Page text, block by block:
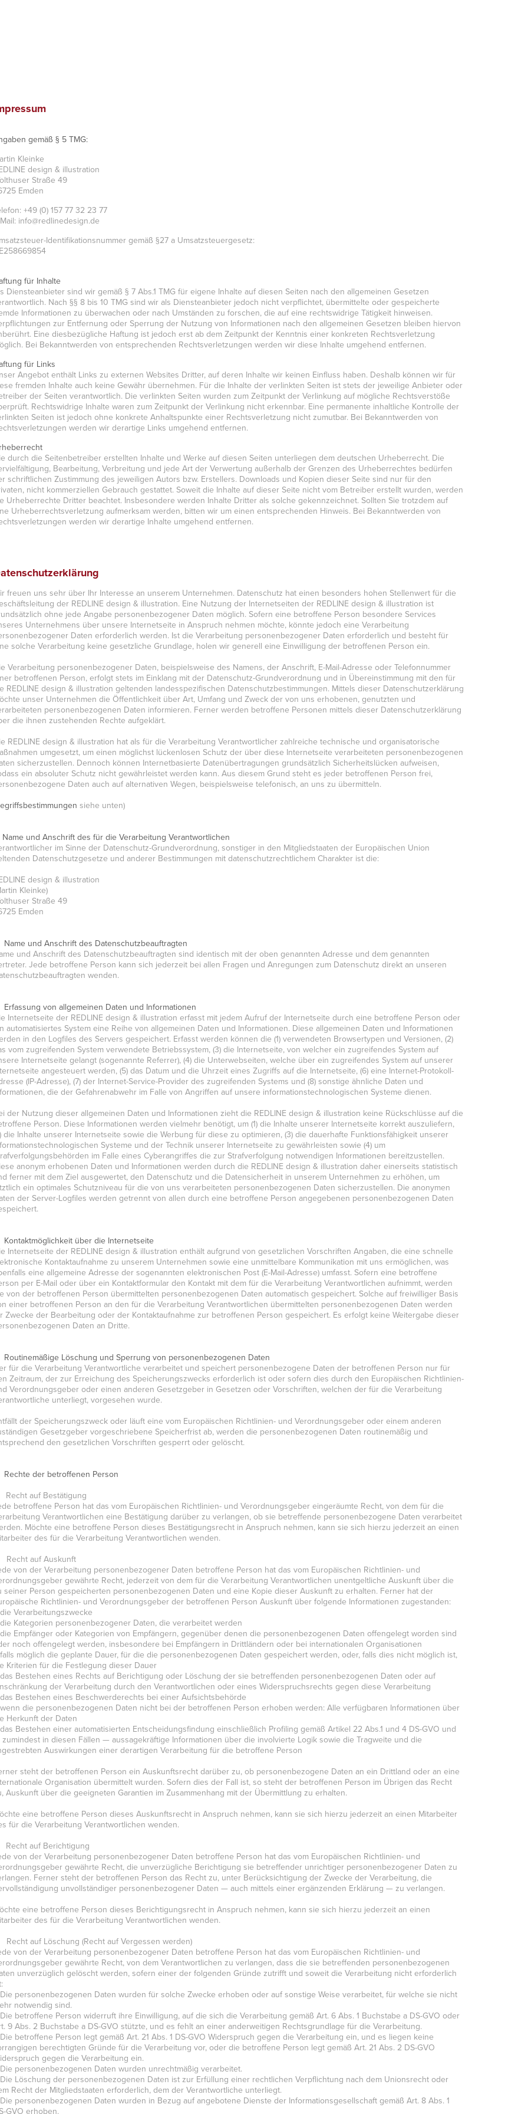
gemäß § 5 TMG:
Kleinke
design & illustration
Straße 49
Emden
+49 (0) 157 77 32 23 77
info@redlinedesign.de
Identifikationsnummer gemäß §27 a Umsatzsteuergesetz:
für Inhalte
Diensteanbieter sind wir gemäß § 7 Abs.1 TMG für eigene Inhalte auf diesen Seiten nach den allgemeinen Gesetzen
Nach §§ 8 bis 10 TMG sind wir als Diensteanbieter jedoch nicht verpflichtet, übermittelte oder gespeicherte
Informationen zu überwachen oder nach Umständen zu forschen, die auf eine rechtswidrige Tätigkeit hinweisen.
zur Entfernung oder Sperrung der Nutzung von Informationen nach den allgemeinen Gesetzen bleiben hiervon
Eine diesbezügliche Haftung ist jedoch erst ab dem Zeitpunkt der Kenntnis einer konkreten Rechtsverletzung
Bei Bekanntwerden von entsprechenden Rechtsverletzungen werden wir diese Inhalte umgehend entfernen.
für Links
Angebot enthält Links zu externen Websites Dritter, auf deren Inhalte wir keinen Einfluss haben. Deshalb können wir für
fremden Inhalte auch keine Gewähr übernehmen. Für die Inhalte der verlinkten Seiten ist stets der jeweilige Anbieter oder
der Seiten verantwortlich. Die verlinkten Seiten wurden zum Zeitpunkt der Verlinkung auf mögliche Rechtsverstöße
Rechtswidrige Inhalte waren zum Zeitpunkt der Verlinkung nicht erkennbar. Eine permanente inhaltliche Kontrolle der
Seiten ist jedoch ohne konkrete Anhaltspunkte einer Rechtsverletzung nicht zumutbar. Bei Bekanntwerden von
werden wir derartige Links umgehend entfernen.
durch die Seitenbetreiber erstellten Inhalte und Werke auf diesen Seiten unterliegen dem deutschen Urheberrecht. Die
Bearbeitung, Verbreitung und jede Art der Verwertung außerhalb der Grenzen des Urheberrechtes bedürfen
schriftlichen Zustimmung des jeweiligen Autors bzw. Erstellers. Downloads und Kopien dieser Seite sind nur für den
nicht kommerziellen Gebrauch gestattet. Soweit die Inhalte auf dieser Seite nicht vom Betreiber erstellt wurden, werden
Urheberrechte Dritter beachtet. Insbesondere werden Inhalte Dritter als solche gekennzeichnet. Sollten Sie trotzdem auf
Urheberrechtsverletzung aufmerksam werden, bitten wir um einen entsprechenden Hinweis. Bei Bekanntwerden von
werden wir derartige Inhalte umgehend entfernen.
freuen uns sehr über Ihr Interesse an unserem Unternehmen. Datenschutz hat einen besonders hohen Stellenwert für die
der REDLINE design & illustration. Eine Nutzung der Internetseiten der REDLINE design & illustration ist
ohne jede Angabe personenbezogener Daten möglich. Sofern eine betroffene Person besondere Services
Unternehmens über unsere Internetseite in Anspruch nehmen möchte, könnte jedoch eine Verarbeitung
Daten erforderlich werden. Ist die Verarbeitung personenbezogener Daten erforderlich und besteht für
solche Verarbeitung keine gesetzliche Grundlage, holen wir generell eine Einwilligung der betroffenen Person ein.
Verarbeitung personenbezogener Daten, beispielsweise des Namens, der Anschrift, E-Mail-Adresse oder Telefonnummer
betroffenen Person, erfolgt stets im Einklang mit der Datenschutz-Grundverordnung und in Übereinstimmung mit den für
REDLINE design & illustration geltenden landesspezifischen Datenschutzbestimmungen. Mittels dieser Datenschutzerklärung
unser Unternehmen die Öffentlichkeit über Art, Umfang und Zweck der von uns erhobenen, genutzten und
personenbezogenen Daten informieren. Ferner werden betroffene Personen mittels dieser Datenschutzerklärung
die ihnen zustehenden Rechte aufgeklärt.
REDLINE design & illustration hat als für die Verarbeitung Verantwortlicher zahlreiche technische und organisatorische
umgesetzt, um einen möglichst lückenlosen Schutz der über diese Internetseite verarbeiteten personenbezogenen
sicherzustellen. Dennoch können Internetbasierte Datenübertragungen grundsätzlich Sicherheitslücken aufweisen,
ein absoluter Schutz nicht gewährleistet werden kann. Aus diesem Grund steht es jeder betroffenen Person frei,
Daten auch auf alternativen Wegen, beispielsweise telefonisch, an uns zu übermitteln.
siehe unten)
Name und Anschrift des für die Verarbeitung Verantwortlichen
im Sinne der Datenschutz-Grundverordnung, sonstiger in den Mitgliedstaaten der Europäischen Union
Datenschutzgesetze und anderer Bestimmungen mit datenschutzrechtlichem Charakter ist die:
design & illustration
Kleinke)
Straße 49
Emden
Name und Anschrift des Datenschutzbeauftragten
und Anschrift des Datenschutzbeauftragten sind identisch mit der oben genannten Adresse und dem genannten
Jede betroffene Person kann sich jederzeit bei allen Fragen und Anregungen zum Datenschutz direkt an unseren
wenden.
Erfassung von allgemeinen Daten und Informationen
Internetseite der REDLINE design & illustration erfasst mit jedem Aufruf der Internetseite durch eine betroffene Person oder
automatisiertes System eine Reihe von allgemeinen Daten und Informationen. Diese allgemeinen Daten und Informationen
in den Logfiles des Servers gespeichert. Erfasst werden können die (1) verwendeten Browsertypen und Versionen, (2)
vom zugreifenden System verwendete Betriebssystem, (3) die Internetseite, von welcher ein zugreifendes System auf
Internetseite gelangt (sogenannte Referrer), (4) die Unterwebseiten, welche über ein zugreifendes System auf unserer
angesteuert werden, (5) das Datum und die Uhrzeit eines Zugriffs auf die Internetseite, (6) eine Internet-Protokoll-
(IP-Adresse), (7) der Internet-Service-Provider des zugreifenden Systems und (8) sonstige ähnliche Daten und
die der Gefahrenabwehr im Falle von Angriffen auf unsere informationstechnologischen Systeme dienen.
der Nutzung dieser allgemeinen Daten und Informationen zieht die REDLINE design & illustration keine Rückschlüsse auf die
Person. Diese Informationen werden vielmehr benötigt, um (1) die Inhalte unserer Internetseite korrekt auszuliefern,
die Inhalte unserer Internetseite sowie die Werbung für diese zu optimieren, (3) die dauerhafte Funktionsfähigkeit unserer
Systeme und der Technik unserer Internetseite zu gewährleisten sowie (4) um
im Falle eines Cyberangriffes die zur Strafverfolgung notwendigen Informationen bereitzustellen.
anonym erhobenen Daten und Informationen werden durch die REDLINE design & illustration daher einerseits statistisch
ferner mit dem Ziel ausgewertet, den Datenschutz und die Datensicherheit in unserem Unternehmen zu erhöhen, um
ein optimales Schutzniveau für die von uns verarbeiteten personenbezogenen Daten sicherzustellen. Die anonymen
der Server-Logfiles werden getrennt von allen durch eine betroffene Person angegebenen personenbezogenen Daten
Kontaktmöglichkeit über die Internetseite
Internetseite der REDLINE design & illustration enthält aufgrund von gesetzlichen Vorschriften Angaben, die eine schnelle
Kontaktaufnahme zu unserem Unternehmen sowie eine unmittelbare Kommunikation mit uns ermöglichen, was
eine allgemeine Adresse der sogenannten elektronischen Post (E-Mail-Adresse) umfasst. Sofern eine betroffene
per E-Mail oder über ein Kontaktformular den Kontakt mit dem für die Verarbeitung Verantwortlichen aufnimmt, werden
von der betroffenen Person übermittelten personenbezogenen Daten automatisch gespeichert. Solche auf freiwilliger Basis
einer betroffenen Person an den für die Verarbeitung Verantwortlichen übermittelten personenbezogenen Daten werden
Zwecke der Bearbeitung oder der Kontaktaufnahme zur betroffenen Person gespeichert. Es erfolgt keine Weitergabe dieser
Daten an Dritte.
Routinemäßige Löschung und Sperrung von personenbezogenen Daten
für die Verarbeitung Verantwortliche verarbeitet und speichert personenbezogene Daten der betroffenen Person nur für
Zeitraum, der zur Erreichung des Speicherungszwecks erforderlich ist oder sofern dies durch den Europäischen Richtlinien-
Verordnungsgeber oder einen anderen Gesetzgeber in Gesetzen oder Vorschriften, welchen der für die Verarbeitung
unterliegt, vorgesehen wurde.
der Speicherungszweck oder läuft eine vom Europäischen Richtlinien- und Verordnungsgeber oder einem anderen
Gesetzgeber vorgeschriebene Speicherfrist ab, werden die personenbezogenen Daten routinemäßig und
den gesetzlichen Vorschriften gesperrt oder gelöscht.
Rechte der betroffenen Person
Recht auf Bestätigung
betroffene Person hat das vom Europäischen Richtlinien- und Verordnungsgeber eingeräumte Recht, von dem für die
Verantwortlichen eine Bestätigung darüber zu verlangen, ob sie betreffende personenbezogene Daten verarbeitet
Möchte eine betroffene Person dieses Bestätigungsrecht in Anspruch nehmen, kann sie sich hierzu jederzeit an einen
des für die Verarbeitung Verantwortlichen wenden.
Recht auf Auskunft
von der Verarbeitung personenbezogener Daten betroffene Person hat das vom Europäischen Richtlinien- und
gewährte Recht, jederzeit von dem für die Verarbeitung Verantwortlichen unentgeltliche Auskunft über die
seiner Person gespeicherten personenbezogenen Daten und eine Kopie dieser Auskunft zu erhalten. Ferner hat der
Richtlinien- und Verordnungsgeber der betroffenen Person Auskunft über folgende Informationen zugestanden:
Verarbeitungszwecke
Kategorien personenbezogener Daten, die verarbeitet werden
Empfänger oder Kategorien von Empfängern, gegenüber denen die personenbezogenen Daten offengelegt worden sind
noch offengelegt werden, insbesondere bei Empfängern in Drittländern oder bei internationalen Organisationen
möglich die geplante Dauer, für die die personenbezogenen Daten gespeichert werden, oder, falls dies nicht möglich ist,
Kriterien für die Festlegung dieser Dauer
Bestehen eines Rechts auf Berichtigung oder Löschung der sie betreffenden personenbezogenen Daten oder auf
der Verarbeitung durch den Verantwortlichen oder eines Widerspruchsrechts gegen diese Verarbeitung
Bestehen eines Beschwerderechts bei einer Aufsichtsbehörde
die personenbezogenen Daten nicht bei der betroffenen Person erhoben werden: Alle verfügbaren Informationen über
Herkunft der Daten
Bestehen einer automatisierten Entscheidungsfindung einschließlich Profiling gemäß Artikel 22 Abs.1 und 4 DS-GVO und
in diesen Fällen — aussagekräftige Informationen über die involvierte Logik sowie die Tragweite und die
Auswirkungen einer derartigen Verarbeitung für die betroffene Person
steht der betroffenen Person ein Auskunftsrecht darüber zu, ob personenbezogene Daten an ein Drittland oder an eine
Organisation übermittelt wurden. Sofern dies der Fall ist, so steht der betroffenen Person im Übrigen das Recht
Auskunft über die geeigneten Garantien im Zusammenhang mit der Übermittlung zu erhalten.
eine betroffene Person dieses Auskunftsrecht in Anspruch nehmen, kann sie sich hierzu jederzeit an einen Mitarbeiter
für die Verarbeitung Verantwortlichen wenden.
Recht auf Berichtigung
von der Verarbeitung personenbezogener Daten betroffene Person hat das vom Europäischen Richtlinien- und
gewährte Recht, die unverzügliche Berichtigung sie betreffender unrichtiger personenbezogener Daten zu
Ferner steht der betroffenen Person das Recht zu, unter Berücksichtigung der Zwecke der Verarbeitung, die
unvollständiger personenbezogener Daten — auch mittels einer ergänzenden Erklärung — zu verlangen.
eine betroffene Person dieses Berichtigungsrecht in Anspruch nehmen, kann sie sich hierzu jederzeit an einen
des für die Verarbeitung Verantwortlichen wenden.
Recht auf Löschung (Recht auf Vergessen werden)
von der Verarbeitung personenbezogener Daten betroffene Person hat das vom Europäischen Richtlinien- und
gewährte Recht, von dem Verantwortlichen zu verlangen, dass die sie betreffenden personenbezogenen
unverzüglich gelöscht werden, sofern einer der folgenden Gründe zutrifft und soweit die Verarbeitung nicht erforderlich
personenbezogenen Daten wurden für solche Zwecke erhoben oder auf sonstige Weise verarbeitet, für welche sie nicht
notwendig sind.
betroffene Person widerruft ihre Einwilligung, auf die sich die Verarbeitung gemäß Art. 6 Abs. 1 Buchstabe a DS-GVO oder
9 Abs. 2 Buchstabe a DS-GVO stützte, und es fehlt an einer anderweitigen Rechtsgrundlage für die Verarbeitung.
betroffene Person legt gemäß Art. 21 Abs. 1 DS-GVO Widerspruch gegen die Verarbeitung ein, und es liegen keine
berechtigten Gründe für die Verarbeitung vor, oder die betroffene Person legt gemäß Art. 21 Abs. 2 DS-GVO
gegen die Verarbeitung ein.
personenbezogenen Daten wurden unrechtmäßig verarbeitet.
Löschung der personenbezogenen Daten ist zur Erfüllung einer rechtlichen Verpflichtung nach dem Unionsrecht oder
Recht der Mitgliedstaaten erforderlich, dem der Verantwortliche unterliegt.
personenbezogenen Daten wurden in Bezug auf angebotene Dienste der Informationsgesellschaft gemäß Art. 8 Abs. 1
GVO erhoben.